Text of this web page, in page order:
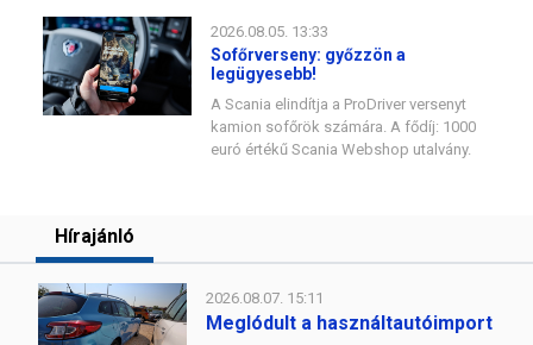
2026.08.05. 13:33
Sofőrverseny: győzzön a
legügyesebb!
A Scania elindítja a ProDriver versenyt
kamion sofőrök számára. A fődíj: 1000
euró értékű Scania Webshop utalvány.
Hírajánló
2026.08.07. 15:11
Meglódult a használtautóimport